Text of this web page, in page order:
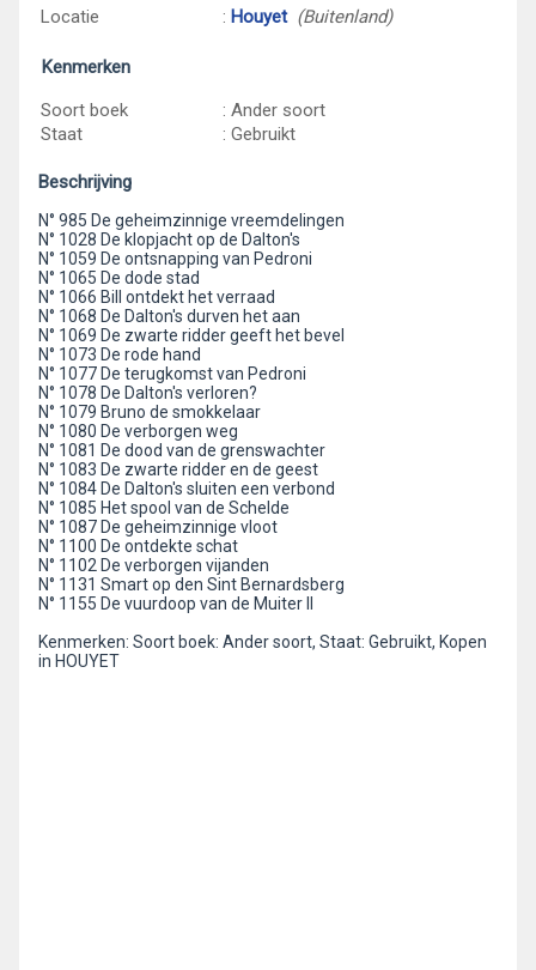
Locatie : Houyet (Buitenland)
Kenmerken
Soort boek
: Ander soort
Staat
: Gebruikt
Beschrijving
N° 985 De geheimzinnige vreemdelingen
N° 1028 De klopjacht op de Dalton's
N° 1059 De ontsnapping van Pedroni
N° 1065 De dode stad
N° 1066 Bill ontdekt het verraad
N° 1068 De Dalton's durven het aan
N° 1069 De zwarte ridder geeft het bevel
N° 1073 De rode hand
N° 1077 De terugkomst van Pedroni
N° 1078 De Dalton's verloren?
N° 1079 Bruno de smokkelaar
N° 1080 De verborgen weg
N° 1081 De dood van de grenswachter
N° 1083 De zwarte ridder en de geest
N° 1084 De Dalton's sluiten een verbond
N° 1085 Het spool van de Schelde
N° 1087 De geheimzinnige vloot
N° 1100 De ontdekte schat
N° 1102 De verborgen vijanden
N° 1131 Smart op den Sint Bernardsberg
N° 1155 De vuurdoop van de Muiter II
Kenmerken: Soort boek: Ander soort, Staat: Gebruikt, Kopen
in HOUYET